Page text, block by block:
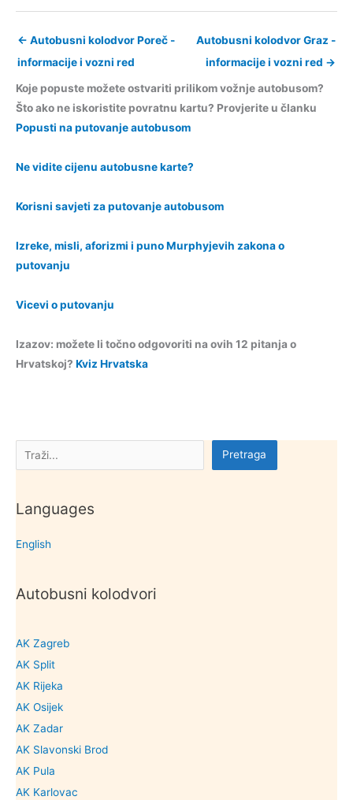
Pretraga Pretraga
Languages
English
Autobusni kolodvori
AK Zagreb
AK Split
AK Rijeka
AK Osijek
AK Zadar
AK Slavonski Brod
AK Pula
AK Karlovac
← Autobusni kolodvor Poreč -
informacije i vozni red
Autobusni kolodvor Graz -
informacije i vozni red →
Koje popuste možete ostvariti prilikom vožnje autobusom?
Što ako ne iskoristite povratnu kartu? Provjerite u članku
Popusti na putovanje autobusom
Ne vidite cijenu autobusne karte?
Korisni savjeti za putovanje autobusom
Izreke, misli, aforizmi i puno Murphyjevih zakona o
putovanju
Vicevi o putovanju
Izazov: možete li točno odgovoriti na ovih 12 pitanja o
Hrvatskoj? Kviz Hrvatska